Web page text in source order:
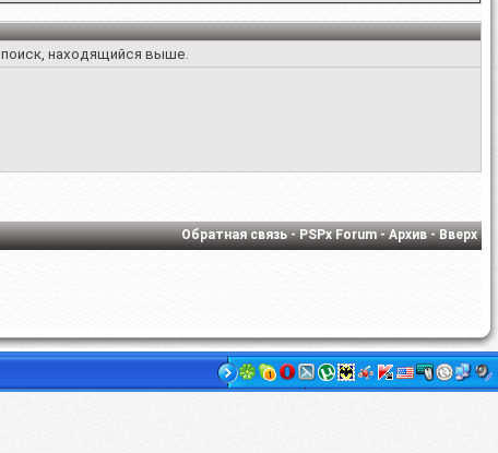
находящийся выше.
Обратная связь-PSPx Forum-Архив-Вверх